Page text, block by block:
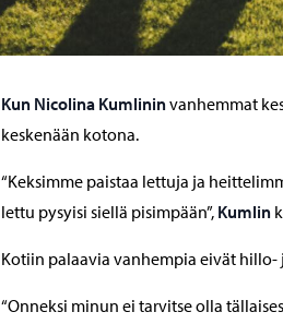
Kun Nicolina Kumlininvanhemmat
keskenään kotona.
“Keksimme paistaa lettuja ja
lettu pysyisi siellä pisimpään”, Kumlin
Kotiin palaavia vanhempia eivät
“Onneksi minun ei tarvitse olla